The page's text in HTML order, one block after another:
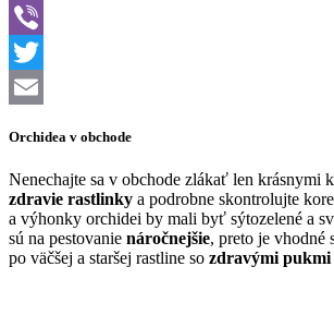
WhatsApp
Viber
Twitter
Orchidea v obchode
Nenechajte sa v obchode zlákať len krásnymi
zdravie rastlinky a podrobne skontrolujte
a výhonky orchidei by mali byť sýtozelené a
sú na pestovanie náročnejšie, preto je vhodné
po väčšej a staršej rastline so zdravými